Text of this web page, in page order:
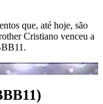
que, até hoje, são
Cristiano venceu a